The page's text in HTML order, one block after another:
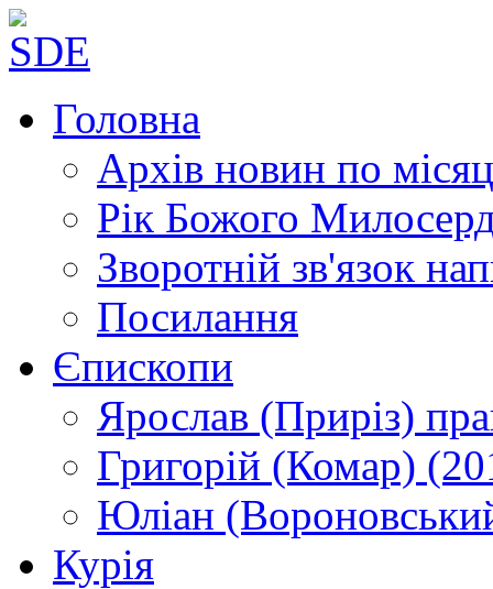
Головна
Архів новин по
Рік Божого
Зворотній зв'язок
Посилання
Єпископи
Ярослав (Приріз)
Григорій (Комар)
Юліан
Курія